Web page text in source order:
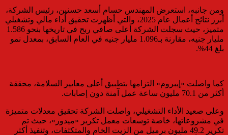
ومن جانبه، استعرض المهندس حسام أسعد حسنين، رئيس الشركة،
أبرز نتائج أعمال عام 2025، والتي أظهرت تحقيق أداء مالي وتشغيلي
متميز، حيث سجلت الشركة أعلى صافي ربح في تاريخها بنحو 1.586
مليار جنيه، مقارنة بـ1.096 مليار جنيه في العام السابق، بمعدل نمو
بلغ 44%.
كما واصلت «إيبروم» التزامها بتطبيق أعلى معايير السلامة، محققة
أكثر من 70.1 مليون ساعة عمل آمنة دون إصابات.
وعلى صعيد الأداء التشغيلي، واصلت الشركة تحقيق معدلات متميزة
في مشروعاتها، خاصة توسعات معمل تكرير «ميدور»، حيث تم
تكرير 49.2 مليون برميل من الزيت الخام والمتكثفات، وتنفيذ أكثر